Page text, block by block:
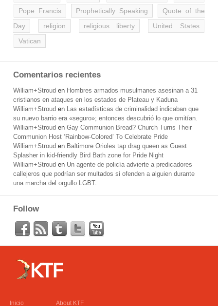
Pope Francis
Prophetically Speaking
Quote of the
Day
religion religious liberty
United States
Vatican
Comentarios recientes
William+Stroud en Hombres armados musulmanes asesinan a 31
cristianos en ataques en los estados de Plateau y Kaduna
William+Stroud en Las estadísticas de criminalidad indicaban que
su nuevo barrio era «seguro»; entonces descubrió lo que omitían.
William+Stroud en Gay Communion Bread? Church Turns Their
Communion Host ‘Rainbow-Colored’ To Celebrate Pride
William+Stroud en Baltimore Orioles tap drag queen as Guest
Splasher in kid-friendly Bird Bath zone for Pride Night
William+Stroud en Un agente de policía advierte a predicadores
callejeros que podrían ser multados si ofenden a alguien durante
una marcha del orgullo LGBT.
Follow
Inicio About KTF